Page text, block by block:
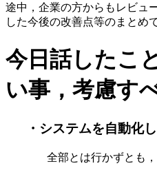
途中，企業の方からもレビュ
した今後の改善点等のまとめ
今日話したこ
い事，考慮す
・システムを自動化
全部とは行かずとも